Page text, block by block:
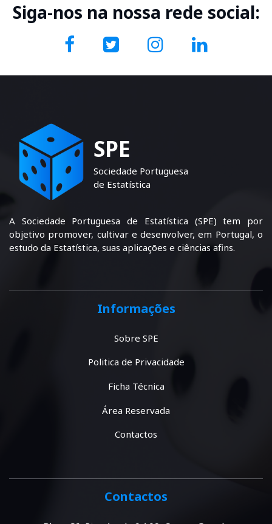
Siga-nos na nossa rede social:
SPE
Sociedade Portuguesa
de Estatística
A Sociedade Portuguesa de Estatística (SPE) tem por
objetivo promover, cultivar e desenvolver, em Portugal, o
estudo da Estatística, suas aplicações e ciências afins.
Informações
Sobre SPE
Politica de Privacidade
Ficha Técnica
Área Reservada
Contactos
Contactos